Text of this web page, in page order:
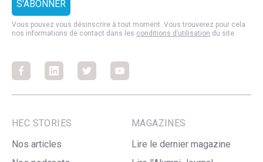
Vous pouvez vous désinscrire à tout moment. Vous trouverez pour cela
nos informations de contact dans les conditions d’utilisation du site.
FacebookFacebookFacebookFacebook
HEC STORIES
Nos articles
MAGAZINES
Lire le dernier magazine